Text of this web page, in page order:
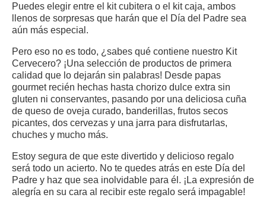
Puedes elegir entre el kit cubitera o el kit caja, ambos
llenos de sorpresas que harán que el Día del Padre sea
aún más especial.
Pero eso no es todo, ¿sabes qué contiene nuestro Kit
Cervecero? ¡Una selección de productos de primera
calidad que lo dejarán sin palabras! Desde papas
gourmet recién hechas hasta chorizo dulce extra sin
gluten ni conservantes, pasando por una deliciosa cuña
de queso de oveja curado, banderillas, frutos secos
picantes, dos cervezas y una jarra para disfrutarlas,
chuches y mucho más.
Estoy segura de que este divertido y delicioso regalo
será todo un acierto. No te quedes atrás en este Día del
Padre y haz que sea inolvidable para él. ¡La expresión de
alegría en su cara al recibir este regalo será impagable!